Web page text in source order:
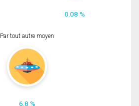
0.08 %
Par tout autre moyen
6.8 %